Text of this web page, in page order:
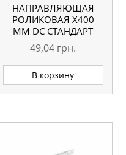
НАПРАВЛЯЮЩАЯ
РОЛИКОВАЯ X400
ММ DC СТАНДАРТ
БЕЛАЯ
49,04 грн.
В корзину